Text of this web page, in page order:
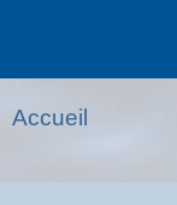
Accueil